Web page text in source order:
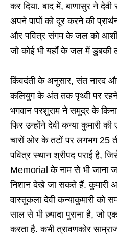
कर दिया. बाद में, बाणासुर ने
अपने पापों को दूर करने की
और पवित्र संगम के जल को
जो कोई भी यहाँ के जल में डुबकी
किंवदंती के अनुसार, संत नारद
कलियुग के अंत तक पृथ्वी पर रहने
भगवान परशुराम ने समुद्र के
फिर उन्होंने देवी कन्या कुमारी की
चारों ओर के तटों पर लगभग 25
पवित्र स्थान श्रीपद पराई है,
Memorial के नाम से भी जाना
निशान देखे जा सकते हैं. कुमारी
वास्तुकला देवी कन्याकुमारी को
साल से भी ज़्यादा पुराना है, जो
करता है. कभी त्रावणकोर